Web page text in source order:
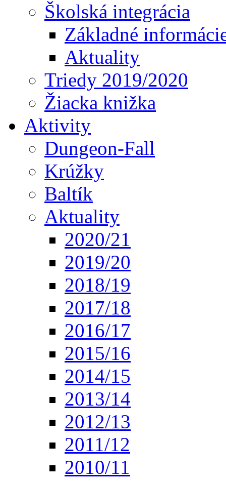
Školská integrácia
Základné
Aktuality
Triedy 2019/2020
Žiacka knižka
Aktivity
Dungeon-Fall
Krúžky
Baltík
Aktuality
2020/21
2019/20
2018/19
2017/18
2016/17
2015/16
2014/15
2013/14
2012/13
2011/12
2010/11